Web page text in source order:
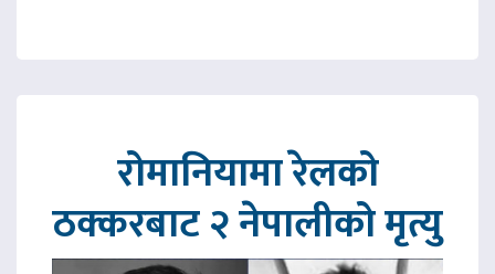
रोमानियामा रेलको
ठक्करबाट २ नेपालीको मृत्यु